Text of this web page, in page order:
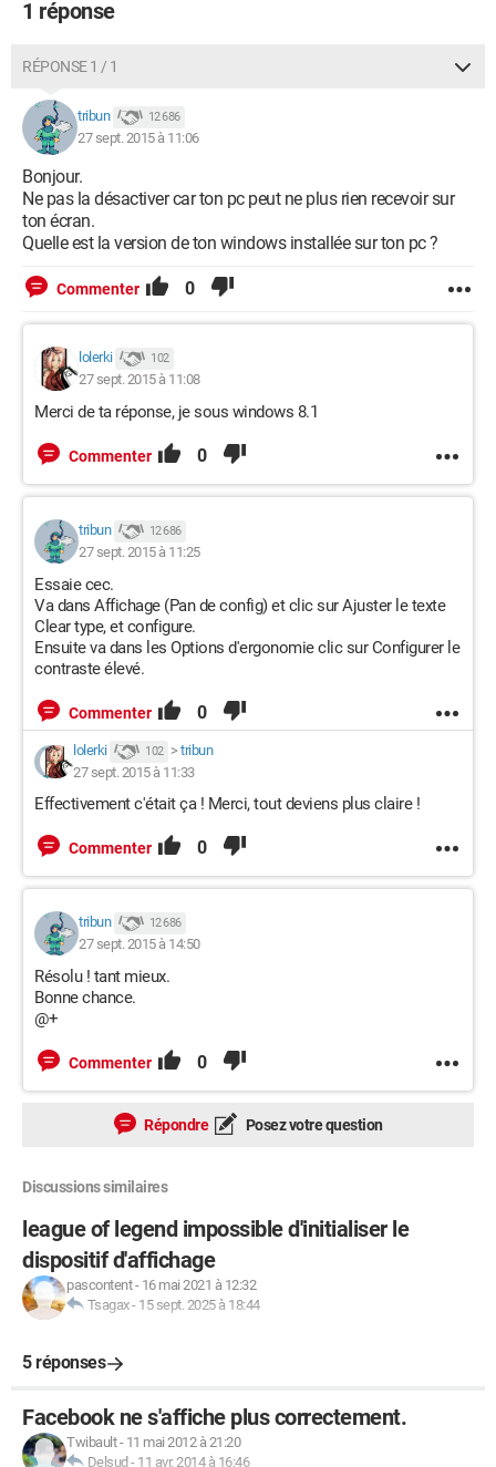
1 réponse
RÉPONSE 1 / 1
tribun 12 686
27 sept. 2015 à 11:06
Bonjour.
Ne pas la désactiver car ton pc peut ne plus rien recevoir sur
ton écran.
Quelle est la version de ton windows installée sur ton pc ?
Commenter 0
lolerki 102
27 sept. 2015 à 11:08
Merci de ta réponse, je sous windows 8.1
Commenter 0
tribun 12 686
27 sept. 2015 à 11:25
Essaie cec.
Va dans Affichage (Pan de config) et clic sur Ajuster le texte
Clear type, et configure.
Ensuite va dans les Options d'ergonomie clic sur Configurer le
contraste élevé.
Commenter 0
lolerki 102 > tribun
27 sept. 2015 à 11:33
Effectivement c'était ça ! Merci, tout deviens plus claire !
Commenter 0
tribun 12 686
27 sept. 2015 à 14:50
Résolu ! tant mieux.
Bonne chance.
@+
Commenter 0
Répondre Posez votre question
Discussions similaires
league of legend impossible d'initialiser le
dispositif d'affichage
pascontent- 16 mai 2021 à 12:32
Tsagax- 15 sept. 2025 à 18:44
5 réponses
Facebook ne s'affiche plus correctement.
Twibault- 11 mai 2012 à 21:20
Delsud - 11 avr. 2014 à 16:46